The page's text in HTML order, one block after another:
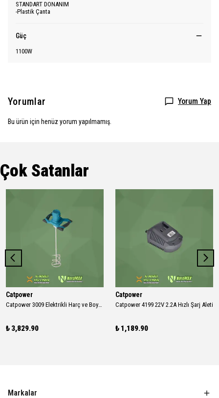
STANDART DONANIM
-Plastik Çanta
Güç
1100W
Yorumlar Yorum Yap
Bu ürün için henüz yorum yapılmamış.
Çok Satanlar
Catpower
Catpower 3009 Elektrikli Harç ve Boya Mikseri 1200W CAT3009
₺ 3,829.90
Catpower
Catpower 4199 22V 2.2A Hızlı Şarj Aleti
₺ 1,189.90
Markalar